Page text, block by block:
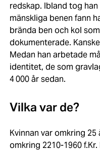
redskap. Ibland tog
mänskliga benen fann
brända ben och kol
dokumenterade.
Medan han arbetade
identitet, de som
4 000 år sedan.
Vilka var de?
Kvinnan var omkring
omkring 2210-1960